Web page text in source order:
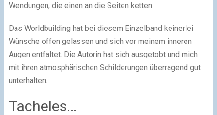
Wendungen, die einen an die Seiten ketten.
Das Worldbuilding hat bei diesem Einzelband keinerlei
Wünsche offen gelassen und sich vor meinem inneren
Augen entfaltet. Die Autorin hat sich ausgetobt und mich
mit ihren atmosphärischen Schilderungen überragend gut
unterhalten.
Tacheles…